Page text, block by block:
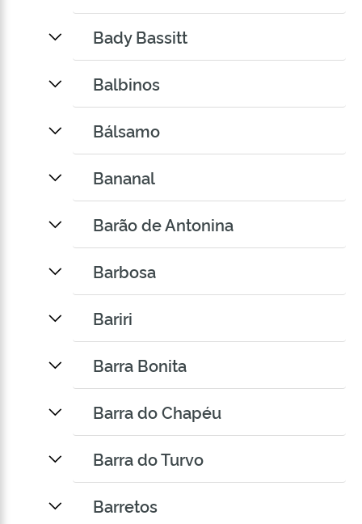
Bady Bassitt
Balbinos
Bálsamo
Bananal
Barão de Antonina
Barbosa
Bariri
Barra Bonita
Barra do Chapéu
Barra do Turvo
Barretos